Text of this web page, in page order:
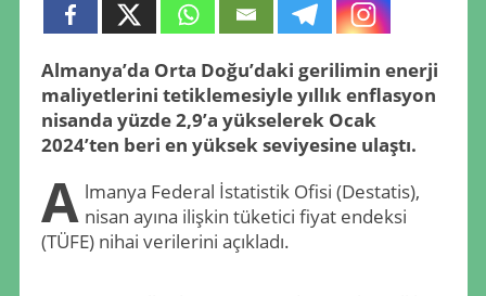
Almanya’da Orta Doğu’daki gerilimin enerji
maliyetlerini tetiklemesiyle yıllık enflasyon
nisanda yüzde 2,9’a yükselerek Ocak
2024’ten beri en yüksek seviyesine ulaştı.
A lmanya Federal İstatistik Ofisi (Destatis),
nisan ayına ilişkin tüketici fiyat endeksi
(TÜFE) nihai verilerini açıkladı.